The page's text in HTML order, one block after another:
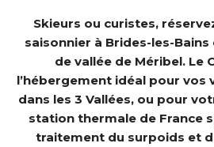
Skieurs ou curistes,
saisonnier à Brides-les-Bains
de vallée de Méribel. Le
l’hébergement idéal pour vos
dans les 3 Vallées, ou pour
station thermale de France
traitement du surpoids et